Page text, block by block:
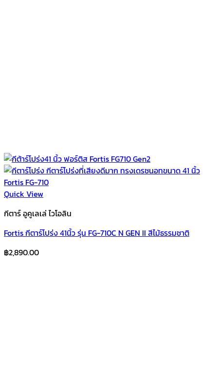
Quick View
กีตาร์ อูคูเลเล่ ไวโอลิน
Fortis กีตาร์โปร่ง 41นิ้ว รุ่น FG-710C N GEN II สีไม้ธรรมชาติ
฿2,890.00